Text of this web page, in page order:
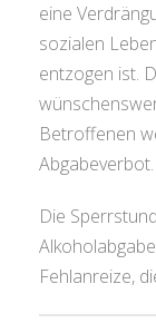
eine
sozialen
entzogen ist.
Betroffenen
Abgabeverbot.
Die
Fehlanreize,